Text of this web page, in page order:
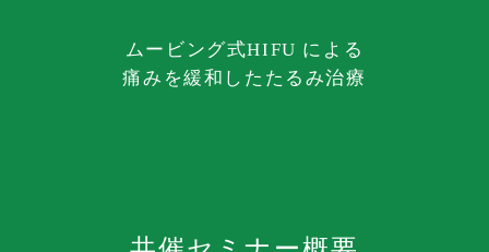
ムービング式HIFU による
痛みを緩和したたるみ治療